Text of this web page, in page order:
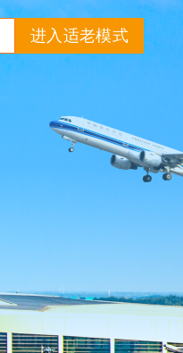
进入适老模式